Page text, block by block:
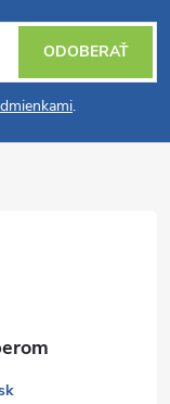
.
ODOBERAŤ